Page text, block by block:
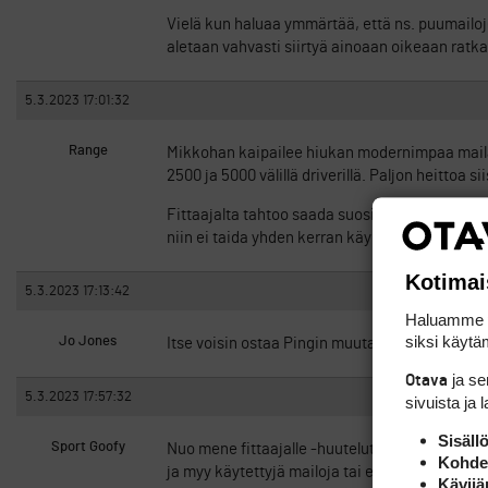
Vielä kun haluaa ymmärtää, että ns.
aletaan vahvasti siirtyä ainoaan oikeaan
5.3.2023 17:01:32
Range
Mikkohan kaipailee hiukan modernimpaa
2500 ja 5000 välillä driverillä. Paljon heittoa
Fittaajalta tahtoo saada suosituksena vain
niin ei taida yhden kerran käynti fittaajalla
5.3.2023 17:13:42
Jo Jones Itse voisin ostaa Pingin muutaman vuoden
5.3.2023 17:57:32
Sport Goofy
Nuo mene fittaajalle -huutelut ovat aika
ja myy käytettyjä mailoja tai edes
Haluamme
siksi
Otava ja
sivuista ja